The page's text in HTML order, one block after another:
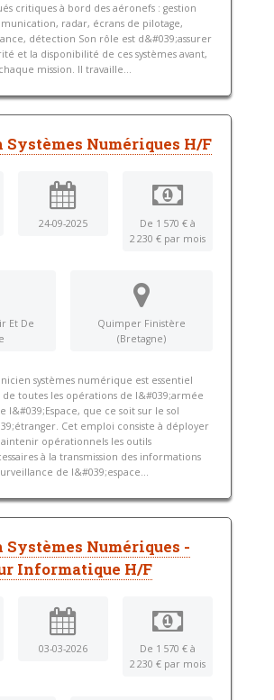
critiques à bord des aéronefs : gestion
radar, écrans de pilotage,
détection Son rôle est d&#039;assurer
et la disponibilité de ces systèmes avant,
mission. Il travaille...
Numériques H/F
24-09-2025
De 1 570 € à
2 230 € par mois
Et De
Quimper Finistère
(Bretagne)
systèmes numérique est essentiel
toutes les opérations de l&#039;armée
l&#039;Espace, que ce soit sur le sol
Cet emploi consiste à déployer
opérationnels les outils
à la transmission des informations
de l&#039;espace...
Numériques -
Informatique H/F
03-03-2026
De 1 570 € à
2 230 € par mois